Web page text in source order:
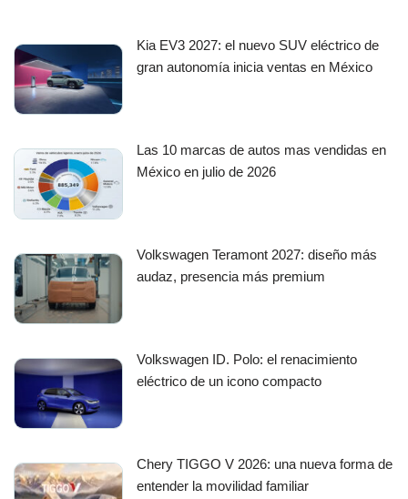
Kia EV3 2027: el nuevo SUV eléctrico de
gran autonomía inicia ventas en México
Las 10 marcas de autos mas vendidas en
México en julio de 2026
Volkswagen Teramont 2027: diseño más
audaz, presencia más premium
Volkswagen ID. Polo: el renacimiento
eléctrico de un icono compacto
Chery TIGGO V 2026: una nueva forma de
entender la movilidad familiar